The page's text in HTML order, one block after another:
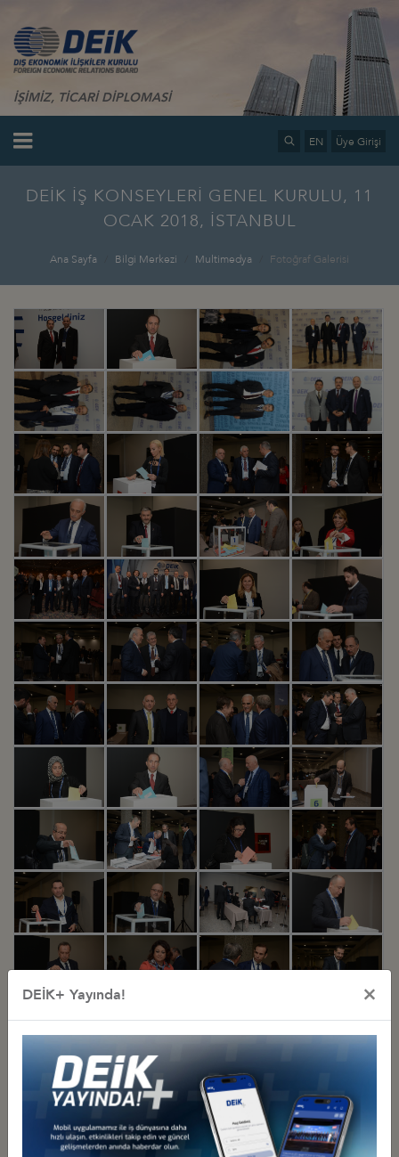
İŞİMİZ, TİCARİ DİPLOMASİ
EN Üye Girişi
DEİK İŞ KONSEYLERİ GENEL KURULU, 11
OCAK 2018, İSTANBUL
Ana Sayfa Bilgi Merkezi Multimedya Fotoğraf Galerisi
DEİK+ Yayında! ×